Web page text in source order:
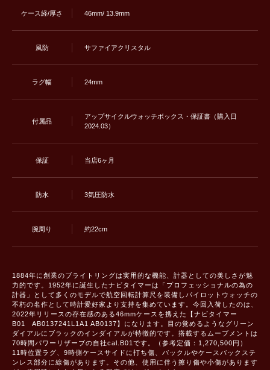
ケース経/厚さ 46mm/ 13.9mm
風防 サファイアクリスタル
ラグ幅 24mm
付属品
アップサイクルウォッチボックス・保証書（購入日
2024.03）
保証 当店6ヶ月
防水 3気圧防水
腕周り 約22cm
1884年に創業のブライトリングは実用的な機能、計器としての美しさが魅
力的です。1952年に誕生したナビタイマーは「プロフェッショナルの為の
計器」として多くのモデルで航空回転計算尺を装備しパイロットウォッチの
不朽の名作として時計愛好家より支持を集めています。今回入荷したのは、
2022年リリースの存在感のある46mmケースを携えた【ナビタイマー
B01 AB0137241L1A1 AB0137】になります。目の覚めるようなグリーン
ダイアルにブラックのインダイアルが特徴的です。搭載するムーブメントは
70時間パワーリザーブの自社cal.B01です。（参考定価：1,270,500円）
11時位置ラグ、9時側ケースサイドに打ち傷、バックルやケースバックステ
ンレス部分に線傷があります。その他、使用に伴う擦り傷や小傷があります